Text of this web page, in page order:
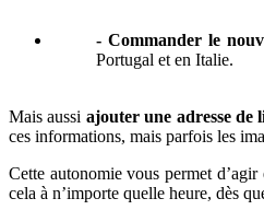
- Commander le
Portugal et en Italie.
Mais aussi ajouter une adresse de
ces informations, mais parfois les
Cette autonomie vous permet
cela à n’importe quelle heure, dès